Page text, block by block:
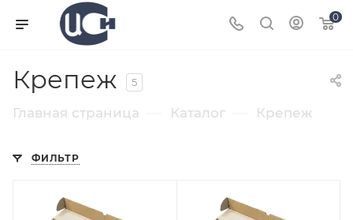
0
Крепеж 5
Главная страница Каталог Крепеж
ФИЛЬТР